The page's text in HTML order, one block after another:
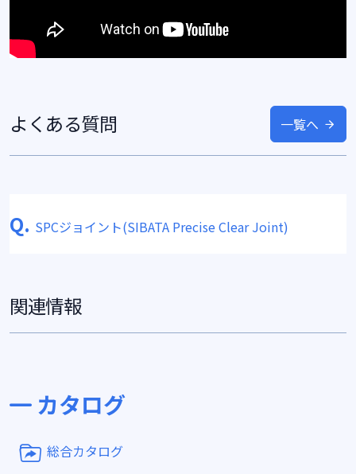
よくある質問 一覧へ
Q. SPCジョイント(SIBATA Precise Clear Joint)
関連情報
カタログ
総合カタログ